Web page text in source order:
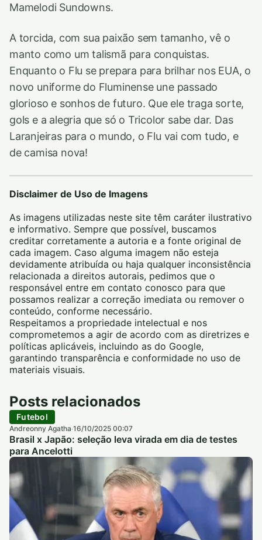
Mamelodi Sundowns.
A torcida, com sua paixão sem tamanho, vê o
manto como um talismã para conquistas.
Enquanto o Flu se prepara para brilhar nos EUA, o
novo uniforme do Fluminense une passado
glorioso e sonhos de futuro. Que ele traga sorte,
gols e a alegria que só o Tricolor sabe dar. Das
Laranjeiras para o mundo, o Flu vai com tudo, e
de camisa nova!
Disclaimer de Uso de Imagens
As imagens utilizadas neste site têm caráter ilustrativo
e informativo. Sempre que possível, buscamos
creditar corretamente a autoria e a fonte original de
cada imagem. Caso alguma imagem não esteja
devidamente atribuída ou haja qualquer inconsistência
relacionada a direitos autorais, pedimos que o
responsável entre em contato conosco para que
possamos realizar a correção imediata ou remover o
conteúdo, conforme necessário.
Respeitamos a propriedade intelectual e nos
comprometemos a agir de acordo com as diretrizes e
políticas aplicáveis, incluindo as do Google,
garantindo transparência e conformidade no uso de
materiais visuais.
Posts relacionados
Futebol
Andreonny Agatha·16/10/2025 00:07
Brasil x Japão: seleção leva virada em dia de testes
para Ancelotti